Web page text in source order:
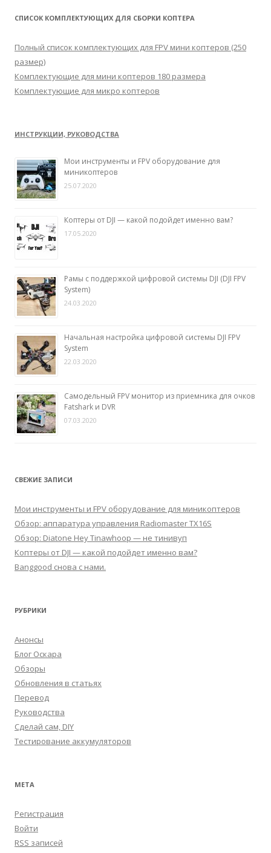
т
:
СПИСОК КОМПЛЕКТУЮЩИХ ДЛЯ СБОРКИ КОПТЕРА
Полный список комплектующих для FPV мини коптеров (250
размер)
Комплектующие для мини коптеров 180 размера
Комплектующие для микро коптеров
ИНСТРУКЦИИ, РУКОВОДСТВА
Мои инструменты и FPV оборудование для
миникоптеров
25.07.2020
Коптеры от DJI — какой подойдет именно вам?
17.05.2020
Рамы с поддержкой цифровой системы DJI (DJI FPV
System)
24.03.2020
Начальная настройка цифровой системы DJI FPV
System
22.03.2020
Самодельный FPV монитор из приемника для очков
Fatshark и DVR
07.03.2020
СВЕЖИЕ ЗАПИСИ
Мои инструменты и FPV оборудование для миникоптеров
Обзор: аппаратура управления Radiomaster TX16S
Обзор: Diatone Hey Tinawhoop — не тинивуп
Коптеры от DJI — какой подойдет именно вам?
Banggood снова с нами.
РУБРИКИ
Анонсы
Блог Оскара
Обзоры
Обновления в статьях
Перевод
Руководства
Сделай сам, DIY
Тестирование аккумуляторов
МЕТА
Регистрация
Войти
RSS записей